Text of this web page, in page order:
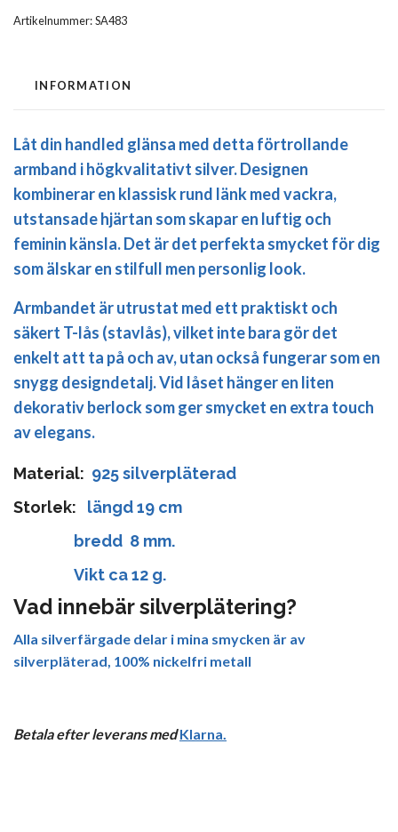
Artikelnummer:SA483
INFORMATION
Låt din handled glänsa med detta förtrollande
armband i högkvalitativt silver. Designen
kombinerar en klassisk rund länk med vackra,
utstansade hjärtan som skapar en luftig och
feminin känsla. Det är det perfekta smycket för dig
som älskar en stilfull men personlig look.
Armbandet är utrustat med ett praktiskt och
säkert T-lås (stavlås), vilket inte bara gör det
enkelt att ta på och av, utan också fungerar som en
snygg designdetalj. Vid låset hänger en liten
dekorativ berlock som ger smycket en extra touch
av elegans.
Material: 925 silverpläterad
Storlek: längd 19 cm
bredd 8 mm.
Vikt ca 12 g.
Vad innebär silverplätering?
Alla silverfärgade delar i mina smycken är av
silverpläterad, 100% nickelfri metall
Betala efter leverans med Klarna.